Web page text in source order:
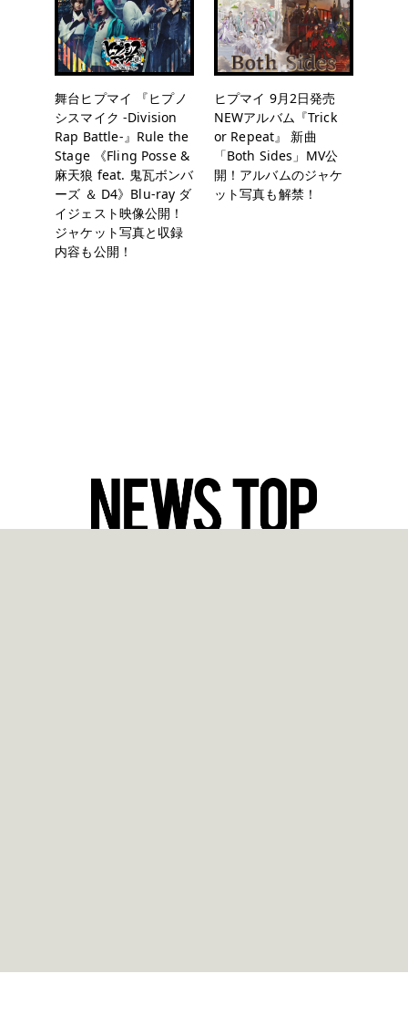
舞台ヒプマイ 『ヒプノ
シスマイク -Division
Rap Battle-』Rule the
Stage 《Fling Posse &
麻天狼 feat. 鬼瓦ボンバ
ーズ ＆ D4》Blu-ray ダ
イジェスト映像公開！
ジャケット写真と収録
内容も公開！
ヒプマイ 9月2日発売
NEWアルバム『Trick
or Repeat』 新曲
「Both Sides」MV公
開！アルバムのジャケ
ット写真も解禁！